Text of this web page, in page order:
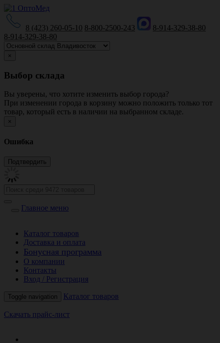
8 (423) 260-05-10 8-800-2500-243
8-914-329-38-80
8-914-329-38-80
×
Выбор склада
Вы уверены, что хотите изменить выбор города?
При изменении города в корзину можно положить только тот
товар, который есть в наличии на выбранном складе.
×
Ошибка
Главное меню
Каталог товаров
Доставка и оплата
Бонусная программа
О компании
Контакты
Вход / Регистрация
Toggle navigation Каталог товаров
Скачать прайс-лист